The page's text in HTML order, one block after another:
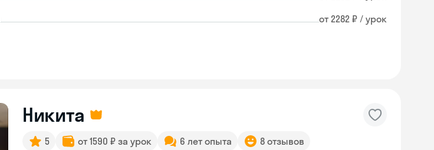
от 2282 ₽ / урок
Никита
5 от 1590 ₽ за урок 6 лет опыта 8 отзывов